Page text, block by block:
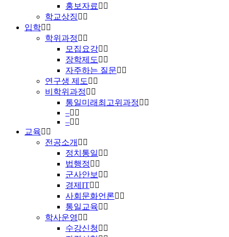
홍보자료
학교상징
입학
학위과정
모집요강
장학제도
자주하는 질문
연구생 제도
비학위과정
통일미래최고위과정
–
–
교육
전공소개
정치통일
법행정
군사안보
경제IT
사회문화언론
통일교육
학사운영
수강신청